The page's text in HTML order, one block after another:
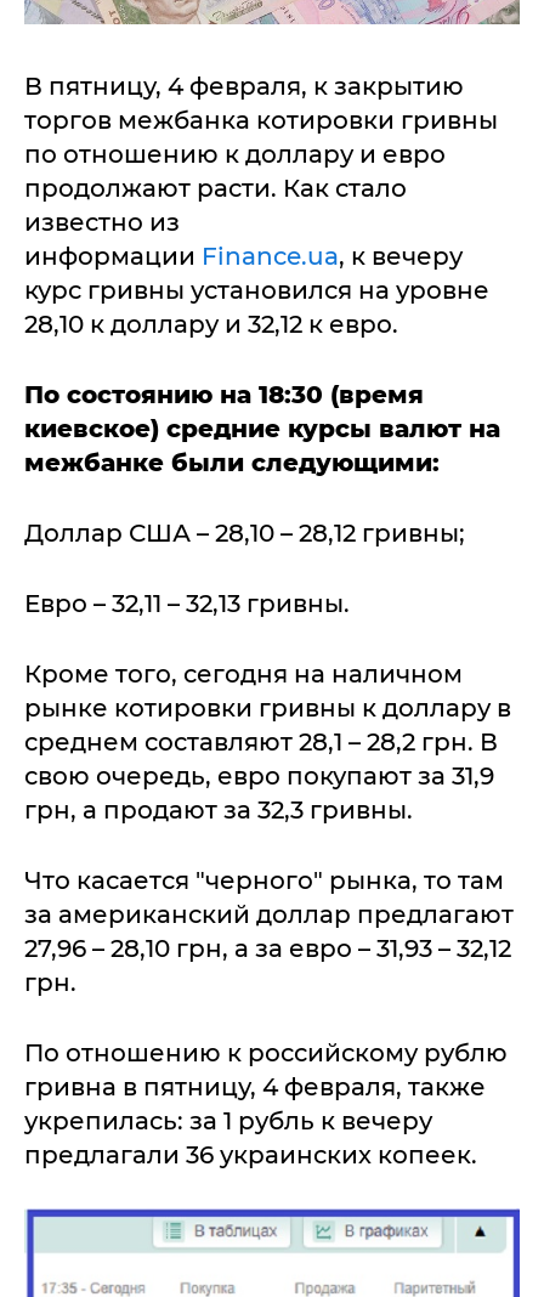
В пятницу, 4 февраля, к закрытию
торгов межбанка котировки гривны
по отношению к доллару и евро
продолжают расти. Как стало
известно из
информации Finance.ua, к вечеру
курс гривны установился на уровне
28,10 к доллару и 32,12 к евро.
По состоянию на 18:30 (время
киевское) средние курсы валют на
межбанке были следующими:
Доллар США – 28,10 – 28,12 гривны;
Евро – 32,11 – 32,13 гривны.
Кроме того, сегодня на наличном
рынке котировки гривны к доллару в
среднем составляют 28,1 – 28,2 грн. В
свою очередь, евро покупают за 31,9
грн, а продают за 32,3 гривны.
Что касается "черного" рынка, то там
за американский доллар предлагают
27,96 – 28,10 грн, а за евро – 31,93 – 32,12
грн.
По отношению к российскому рублю
гривна в пятницу, 4 февраля, также
укрепилась: за 1 рубль к вечеру
предлагали 36 украинских копеек.